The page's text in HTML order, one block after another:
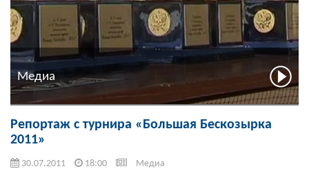
Медиа
Репортаж с турнира «Большая Бескозырка
2011»
30.07.2011 18:00 Медиа